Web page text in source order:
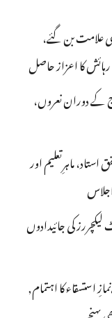
علامت بن گئے،
کا اعزاز حاصل
دوران نعروں،
ماہرِتعلیم اور
کی جائیدادوں
استسقاء کا اہتمام,